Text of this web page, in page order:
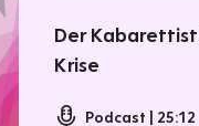
Der
Krise
Podcast 25:12